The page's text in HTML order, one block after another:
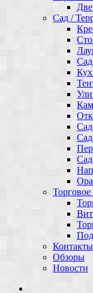
Сад /
Контакты
Обзоры
Новости